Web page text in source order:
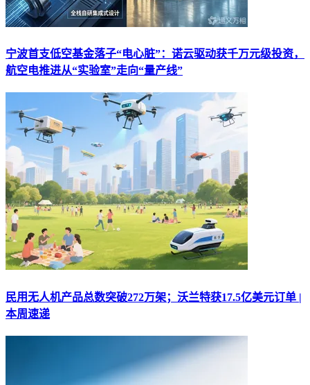
宁波首支低空基金落子“电心脏”：诺云驱动获千万元级投资，
航空电推进从“实验室”走向“量产线”
民用无人机产品总数突破272万架；沃兰特获17.5亿美元订单 |
本周速递